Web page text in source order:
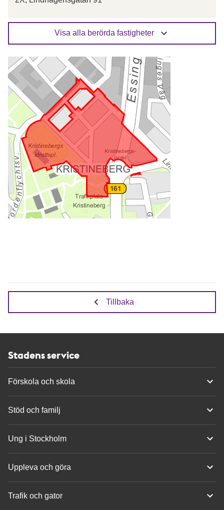
Visa alla berörda fastigheter
Tillbaka
Stadens service
Förskola och skola
Stöd och familj
Ung i Stockholm
Uppleva och göra
Trafik och gator